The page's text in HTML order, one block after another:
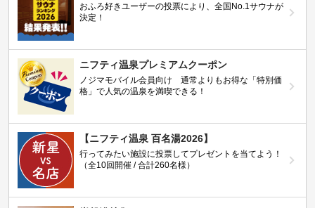
おふろ好きユーザーの投票により、全国No.1サウナが
決定！
ニフティ温泉プレミアムクーポン
ノジマモバイル会員向け 通常よりもお得な「特別価
格」で人気の温泉を満喫できる！
【ニフティ温泉 百名湯2026】
行ってみたい施設に投票してプレゼントを当てよう！
（全10回開催 / 合計260名様）